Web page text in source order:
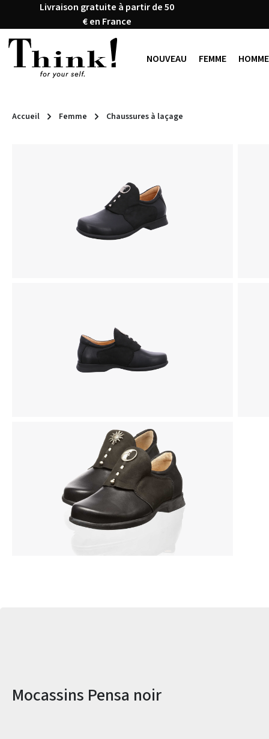
au contenu principal
Passer à la recherche
Passer à la navigation principale
Livraison gratuite à partir de 50
€ en France
NOUVEAU FEMME HOMME
Accueil Femme Chaussures à laçage
Informations sur le produit
Mocassins Pensa noir